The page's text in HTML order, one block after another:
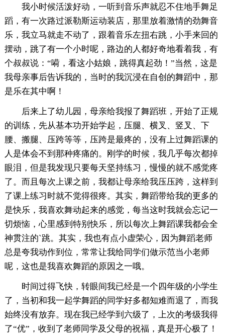
我小时候活泼好动，一听到音乐声就忍不住地手舞足
蹈，有一次路过派勒斯运动装店，那里放着激情的劲舞音
乐，我立马就走不动了，跟着音乐左扭右跳，小手来回的
摆动，跳了有一个小时呢，路边的人都好奇地看着我，有
个叔叔说：“嗬，看这小姑娘，跳得真起劲！”当然，这是
我母亲事后告诉我的，当时的我沉浸在自创的舞蹈中，那
是乐在其中啊！
后来上了幼儿园，母亲给我报了舞蹈班，开始了正规
的训练，先从基本功开始学起，压腿、横叉、竖叉、下
腰、搬腿、压跨等等，压跨是最疼的，没有上过舞蹈课的
人是体会不到那种疼痛的。刚学的时候，我几乎每次都掉
眼泪，但是我发现只要每天坚持练习，慢慢的就不感觉疼
了。而且每次上课之前，我都让母亲给我压压跨，这样到
了课上练习时就不觉得很疼。其实，舞蹈带给我的更多的
是快乐，我喜欢舞动起来的感觉，每当这时我就会忘记一
切烦恼，心里感到特别快乐，所以每次上舞蹈课我都会全
神贯注的`跳。其实，我也有点小虚荣心，因为舞蹈老师
总是夸我动作到位，常常让我给同学们做示范当小老师
呢，这也是我喜欢舞蹈的原因之一哦。
时间过得飞快，转眼间我已经是一个四年级的小学生
了，当初和我一起学舞蹈的同学好多都知难而退了，而我
始终没有放弃。现在我已经学到六级了，上次的考级我得
了“优”，收到了老师同学及父母的祝福，真是开心极了！